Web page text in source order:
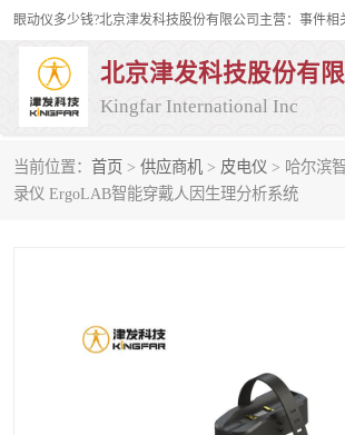
北京津发科技股份有
Kingfar International Inc
当前位置： 首页 > 供应商机 > 皮电仪 > 哈尔滨
录仪 ErgoLAB智能穿戴人因生理分析系统
皮电仪 脑电仪
行为观察与表情分析
人机交